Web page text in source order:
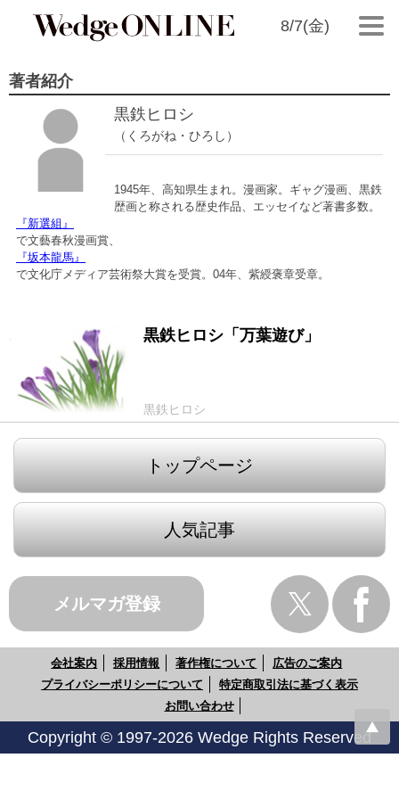
8/7(金)
著者紹介
黒鉄ヒロシ
（くろがね・ひろし）
1945年、高知県生まれ。漫画家。ギャグ漫画、黒鉄
歴画と称される歴史作品、エッセイなど著書多数。
『新選組』
で文藝春秋漫画賞、
『坂本龍馬』
で文化庁メディア芸術祭大賞を受賞。04年、紫綬褒章受章。
黒鉄ヒロシ「万葉遊び」
黒鉄ヒロシ
トップページ
人気記事
メルマガ登録
会社案内 採用情報 著作権について
広告のご案内
プライバシーポリシーについて
特定商取引法に基づく表示
お問い合わせ
Copyright © 1997-2026 Wedge Rights Reserved